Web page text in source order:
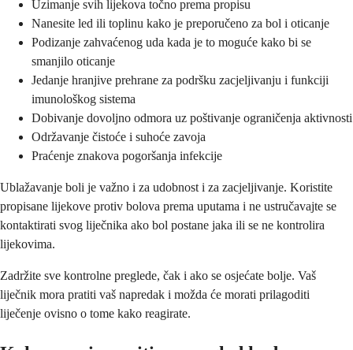
Uzimanje svih lijekova točno prema propisu
Nanesite led ili toplinu kako je preporučeno za bol i oticanje
Podizanje zahvaćenog uda kada je to moguće kako bi se
smanjilo oticanje
Jedanje hranjive prehrane za podršku zacjeljivanju i funkciji
imunološkog sistema
Dobivanje dovoljno odmora uz poštivanje ograničenja aktivnosti
Održavanje čistoće i suhoće zavoja
Praćenje znakova pogoršanja infekcije
Ublažavanje boli je važno i za udobnost i za zacjeljivanje. Koristite
propisane lijekove protiv bolova prema uputama i ne ustručavajte se
kontaktirati svog liječnika ako bol postane jaka ili se ne kontrolira
lijekovima.
Zadržite sve kontrolne preglede, čak i ako se osjećate bolje. Vaš
liječnik mora pratiti vaš napredak i možda će morati prilagoditi
liječenje ovisno o tome kako reagirate.